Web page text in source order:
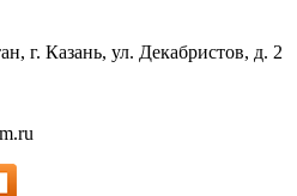
г. Казань, ул. Декабристов, д. 2